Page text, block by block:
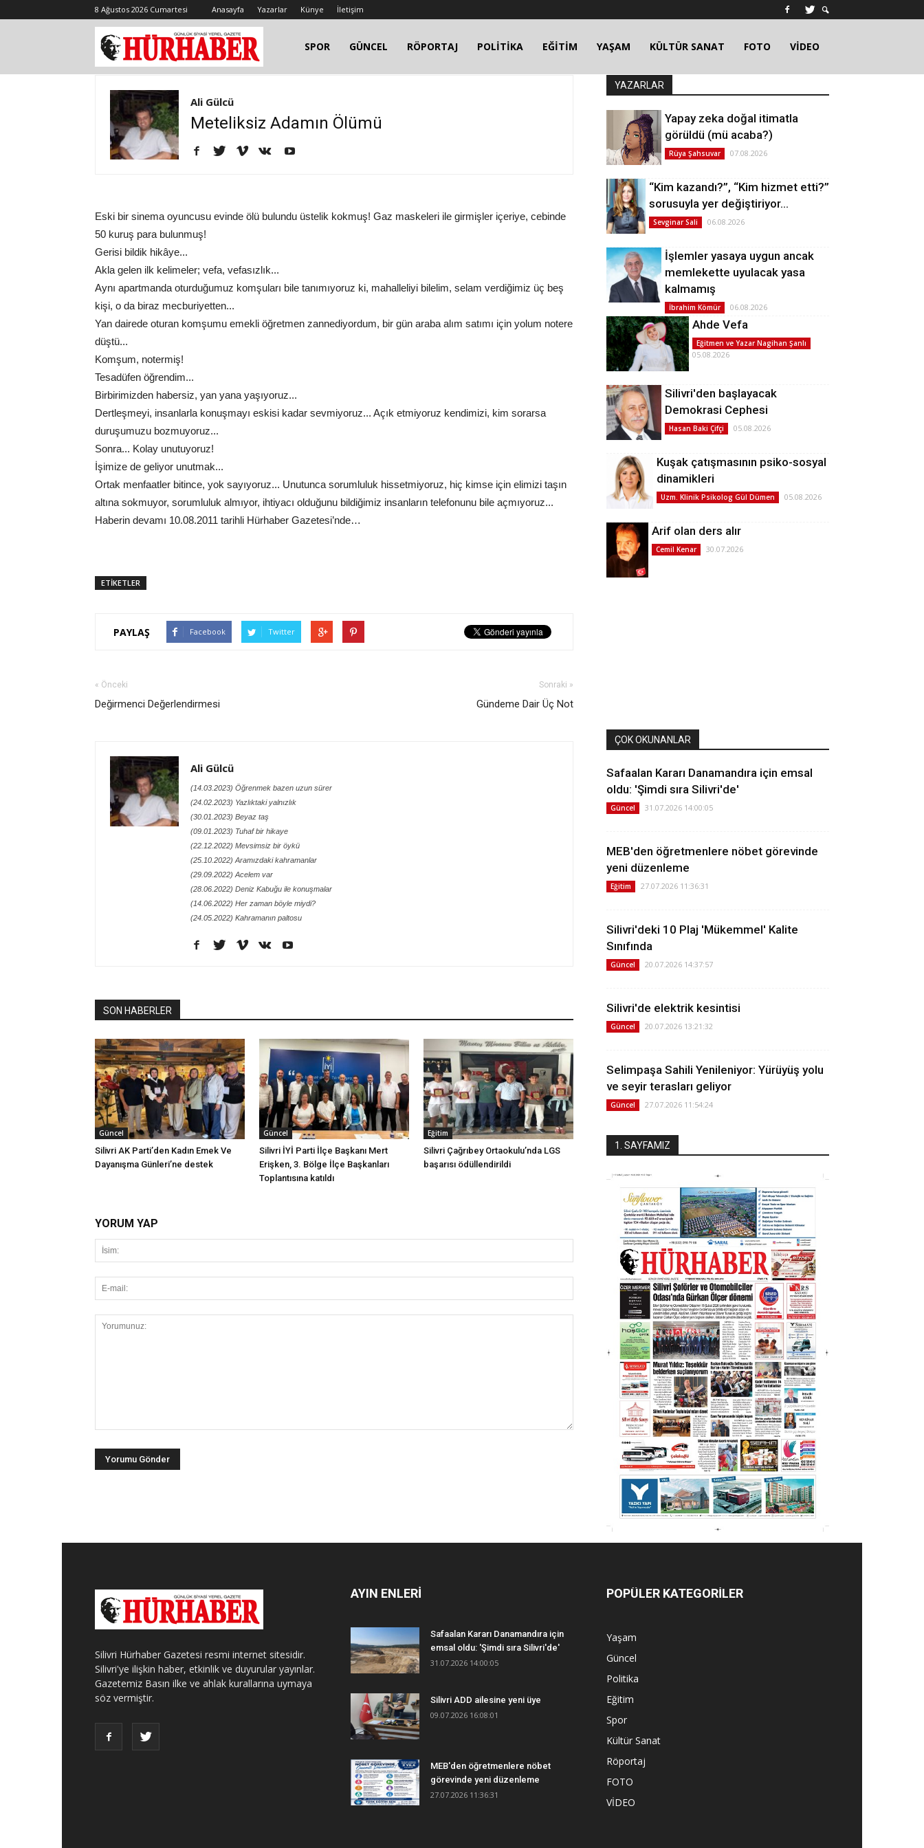
8 Ağustos 2026 Cumartesi Anasayfa Yazarlar Künye İletişim
SPOR GÜNCEL RÖPORTAJ POLİTİKA EĞİTİM YAŞAM KÜLTÜR SANAT FOTO VİDEO
Ali Gülcü
Meteliksiz Adamın Ölümü
Eski bir sinema oyuncusu evinde ölü bulundu üstelik kokmuş! Gaz maskeleri ile girmişler içeriye, cebinde
50 kuruş para bulunmuş!
Gerisi bildik hikâye...
Akla gelen ilk kelimeler; vefa, vefasızlık...
Aynı apartmanda oturduğumuz komşuları bile tanımıyoruz ki, mahalleliyi bilelim, selam verdiğimiz üç beş
kişi, o da biraz mecburiyetten...
Yan dairede oturan komşumu emekli öğretmen zannediyordum, bir gün araba alım satımı için yolum notere
düştü...
Komşum, notermiş!
Tesadüfen öğrendim...
Birbirimizden habersiz, yan yana yaşıyoruz...
Dertleşmeyi, insanlarla konuşmayı eskisi kadar sevmiyoruz... Açık etmiyoruz kendimizi, kim sorarsa
duruşumuzu bozmuyoruz...
Sonra... Kolay unutuyoruz!
İşimize de geliyor unutmak...
Ortak menfaatler bitince, yok sayıyoruz... Unutunca sorumluluk hissetmiyoruz, hiç kimse için elimizi taşın
altına sokmuyor, sorumluluk almıyor, ihtiyacı olduğunu bildiğimiz insanların telefonunu bile açmıyoruz...
Haberin devamı 10.08.2011 tarihli Hürhaber Gazetesi’nde…
ETİKETLER
PAYLAŞ Facebook Twitter
« Önceki
Değirmenci Değerlendirmesi
Sonraki »
Gündeme Dair Üç Not
Ali Gülcü
(14.03.2023) Öğrenmek bazen uzun sürer
(24.02.2023) Yazlıktaki yalnızlık
(30.01.2023) Beyaz taş
(09.01.2023) Tuhaf bir hikaye
(22.12.2022) Mevsimsiz bir öykü
(25.10.2022) Aramızdaki kahramanlar
(29.09.2022) Acelem var
(28.06.2022) Deniz Kabuğu ile konuşmalar
(14.06.2022) Her zaman böyle miydi?
(24.05.2022) Kahramanın paltosu
SON HABERLER
Güncel
Silivri AK Parti’den Kadın Emek Ve
Dayanışma Günleri’ne destek
Güncel
Silivri İYİ Parti İlçe Başkanı Mert
Erişken, 3. Bölge İlçe Başkanları
Toplantısına katıldı
Eğitim
Silivri Çağrıbey Ortaokulu’nda LGS
başarısı ödüllendirildi
YORUM YAP
YAZARLAR
Yapay zeka doğal itimatla
görüldü (mü acaba?)
Rüya Şahsuvar 07.08.2026
“Kim kazandı?”, “Kim hizmet etti?”
sorusuyla yer değiştiriyor…
Sevginar Sali 06.08.2026
İşlemler yasaya uygun ancak
memlekette uyulacak yasa
kalmamış
İbrahim Kömür 06.08.2026
Ahde Vefa
Eğitmen ve Yazar Nagihan Şanlı
05.08.2026
Silivri'den başlayacak
Demokrasi Cephesi
Hasan Baki Çifçi 05.08.2026
Kuşak çatışmasının psiko-sosyal
dinamikleri
Uzm. Klinik Psikolog Gül Dümen 05.08.2026
Arif olan ders alır
Cemil Kenar 30.07.2026
ÇOK OKUNANLAR
Safaalan Kararı Danamandıra için emsal
oldu: 'Şimdi sıra Silivri'de'
Güncel 31.07.2026 14:00:05
MEB'den öğretmenlere nöbet görevinde
yeni düzenleme
Eğitim 27.07.2026 11:36:31
Silivri'deki 10 Plaj 'Mükemmel' Kalite
Sınıfında
Güncel 20.07.2026 14:37:57
Silivri'de elektrik kesintisi
Güncel 20.07.2026 13:21:32
Selimpaşa Sahili Yenileniyor: Yürüyüş yolu
ve seyir terasları geliyor
Güncel 27.07.2026 11:54:24
1. SAYFAMIZ
Silivri Hürhaber Gazetesi resmi internet sitesidir.
Silivri'ye ilişkin haber, etkinlik ve duyurular yayınlar.
Gazetemiz Basın ilke ve ahlak kurallarına uymaya
söz vermiştir.
AYIN ENLERİ
Safaalan Kararı Danamandıra için
emsal oldu: 'Şimdi sıra Silivri'de'
31.07.2026 14:00:05
Silivri ADD ailesine yeni üye
09.07.2026 16:08:01
MEB'den öğretmenlere nöbet
görevinde yeni düzenleme
27.07.2026 11:36:31
POPÜLER KATEGORİLER
Yaşam
Güncel
Politika
Eğitim
Spor
Kültür Sanat
Röportaj
FOTO
VİDEO